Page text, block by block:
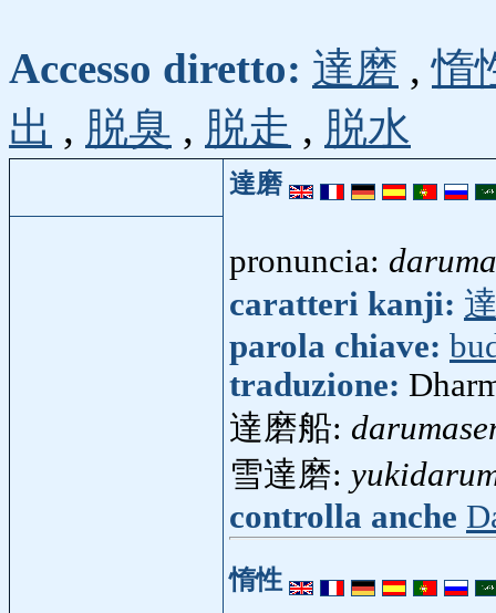
Accesso diretto: 達磨 ,惰
出 , 脱臭 , 脱走 , 脱水
達磨
pronuncia: daruma
caratteri kanji:
parola chiave:
traduzione:
達磨船:
雪達磨:
controlla anche
惰性